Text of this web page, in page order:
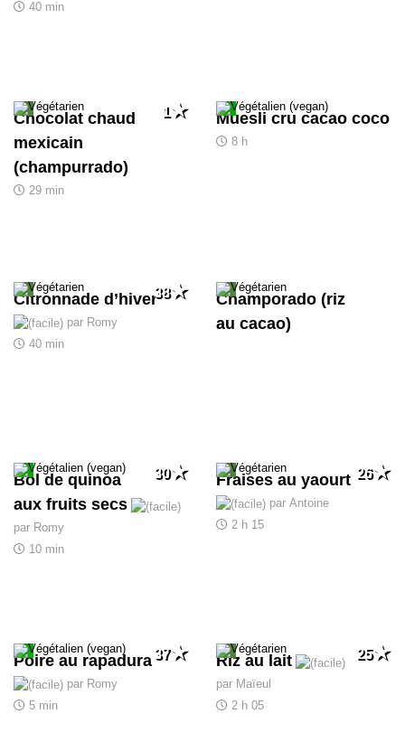
40 min
Chocolat chaud
mexicain
(champurrado)
29 min
1 Muesli cru cacao coco
8 h
Citronnade d’hiver
par Romy
40 min
38
Champorado (riz
au cacao)
Bol de quinoa
aux fruits secs
par Romy
10 min
30 Fraises au yaourt
par Antoine
2 h 15
26
Poire au rapadura
par Romy
5 min
37 Riz au lait
par Maïeul
2 h 05
25